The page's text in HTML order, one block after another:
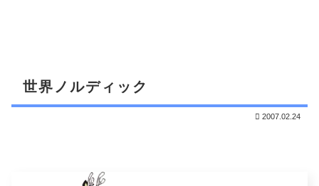
世界ノルディック
2007.02.24